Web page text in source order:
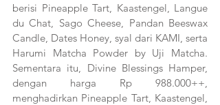
berisi Pineapple Tart, Kaastengel, Langue
du Chat, Sago Cheese, Pandan Beeswax
Candle, Dates Honey, syal dari KAMI, serta
Harumi Matcha Powder by Uji Matcha.
Sementara itu, Divine Blessings Hamper,
dengan harga Rp 988.000++,
menghadirkan Pineapple Tart, Kaastengel,